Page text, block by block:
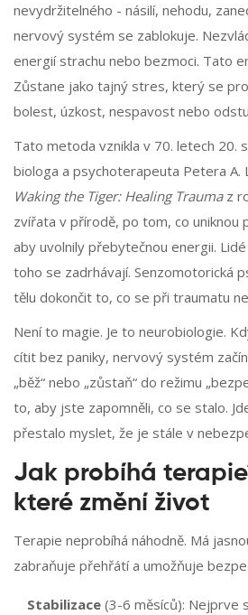
nevydržitelného - násilí, nehodu,
nervový systém se zablokuje.
energií strachu nebo bezmoci. Tato
Zůstane jako tajný stres, který se
bolest, úzkost, nespavost nebo
Tato metoda vznikla v 70. letech 20.
biologa a psychoterapeuta Petera A.
Waking the Tiger: Healing Traumaz
zvířata v přírodě, po tom, co
aby uvolnily přebytečnou energii.
toho se zadrhávají. Senzomotorická
tělu dokončit to, co se při traumatu
Není to magie. Je to neurobiologie.
cítit bez paniky, nervový systém
„běž“ nebo „zůstaň“ do režimu
to, aby jste zapomněli, co se stalo.
přestalo myslet, že je stále v
Jak probíhá
které změní život
Terapie neprobíhá náhodně. Má
zabraňuje přehřátí a umožňuje
Stabilizace (3-6 měsíců): Nejprve